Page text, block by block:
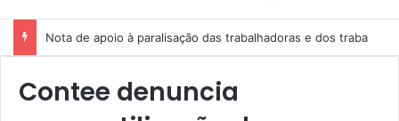
Nota de apoio à paralisação das trabalhadoras e dos
Contee denuncia